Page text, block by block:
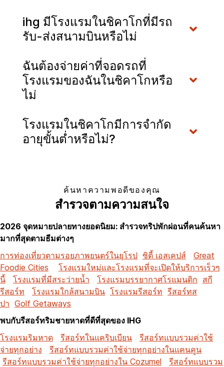
ihg มีโรงแรมในชิคาโกที่มีรถ
รับ-ส่งสนามบินหรือไม่
ฉันต้องจ่ายค่าที่จอดรถที่
โรงแรมของฉันในชิคาโกหรือ
ไม่
โรงแรมในชิคาโกมีการจำกัด
อายุขั้นต่ำหรือไม่?
ค้นหาความพอดีของคุณ
สำรวจตามความสนใจ
2026 จุดหมายปลายทางยอดนิยม: สำรวจทริปพักผ่อนที่คนค้นหา
มากที่สุดตามธีมต่างๆ
การท่องเที่ยวตามรอยภาพยนตร์ในยุโรป ซิตี้ เอสเคปส์
Great
Foodie Cities
โรงแรมใหม่และโรงแรมที่จะเปิดให้บริการเร็วๆ
นี้
โรงแรมที่มีสระว่ายน้ำ โรงแรมบรรยากาศโรแมนติก สกี
รีสอร์ท
โรงแรมใกล้สนามบิน โรงแรมรีสอร์ท รีสอร์ทส
ปา Golf Getaways
พบกับรีสอร์ทริมชายหาดที่ดีที่สุดของ IHG
โรงแรมริมหาด
รีสอร์ทในแคริบเบียน
รีสอร์ทแบบรวมค่าใช้
จ่ายทุกอย่าง
รีสอร์ทแบบรวมค่าใช้จ่ายทุกอย่างในแคนคูน
รีสอร์ทแบบรวมค่าใช้จ่ายทุกอย่างใน Cozumel
รีสอร์ทแบบรวม